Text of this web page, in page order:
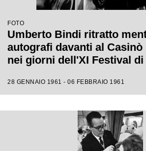
FOTO
Umberto Bindi ritratto
autografi davanti al
nei giorni dell'XI Festival
28 GENNAIO 1961 - 06 FEBBRAIO 1961